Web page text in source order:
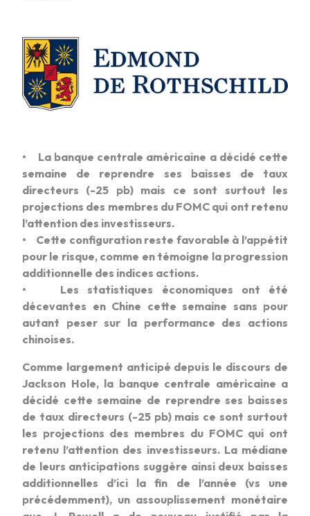
• La banque centrale américaine a décidé cette
semaine de reprendre ses baisses de taux
directeurs (-25 pb) mais ce sont surtout les
projections des membres du FOMC qui ont retenu
l’attention des investisseurs.
• Cette configuration reste favorable à l’appétit
pour le risque, comme en témoigne la progression
additionnelle des indices actions.
• Les statistiques économiques ont été
décevantes en Chine cette semaine sans pour
autant peser sur la performance des actions
chinoises.
Comme largement anticipé depuis le discours de
Jackson Hole, la banque centrale américaine a
décidé cette semaine de reprendre ses baisses
de taux directeurs (-25 pb) mais ce sont surtout
les projections des membres du FOMC qui ont
retenu l’attention des investisseurs. La médiane
de leurs anticipations suggère ainsi deux baisses
additionnelles d’ici la fin de l’année (vs une
précédemment), un assouplissement monétaire